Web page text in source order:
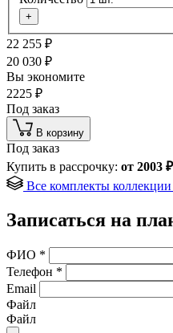
+
22 255 ₽
20 030 ₽
Вы экономите
2225 ₽
Под заказ
В корзину
Под заказ
Купить в рассрочку: от 2003 ₽
Все комплекты
Записаться на
ФИО *
Телефон *
Email
Файл
Файл